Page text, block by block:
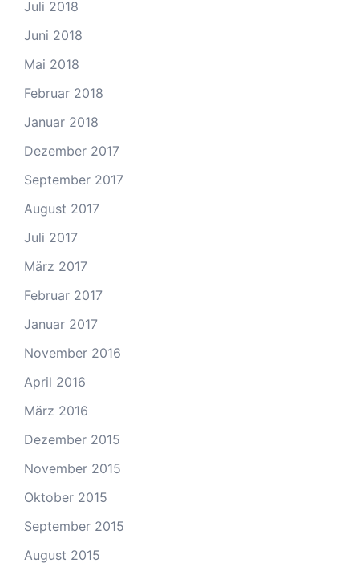
Juli 2018
Juni 2018
Mai 2018
Februar 2018
Januar 2018
Dezember 2017
September 2017
August 2017
Juli 2017
März 2017
Februar 2017
Januar 2017
November 2016
April 2016
März 2016
Dezember 2015
November 2015
Oktober 2015
September 2015
August 2015